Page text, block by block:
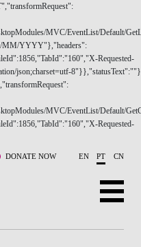
MVC/EventList/Default/
MM/YYYY"},"headers":
Requested-
json;charset=utf-8"}},"statusText":""}
MVC/EventList/Default/
Requested-
DONATE NOW EN PT CN